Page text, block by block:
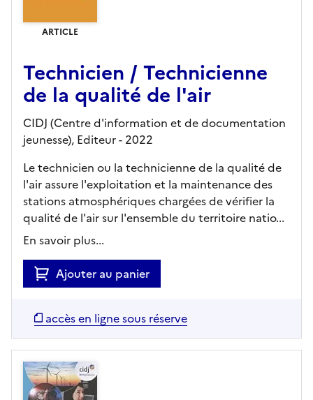
ARTICLE
Technicien / Technicienne
de la qualité de l'air
CIDJ (Centre d'information et de documentation
jeunesse), Editeur- 2022
Le technicien ou la technicienne de la qualité de
l'air assure l'exploitation et la maintenance des
stations atmosphériques chargées de vérifier la
qualité de l'air sur l'ensemble du territoire natio...
En savoir plus...
Ajouter au panier
accès en ligne sous réserve